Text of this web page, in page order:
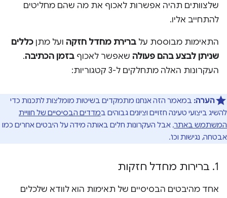
שלצוותים תהיה אפשרות לאכוף את מה שהם מחליטים
להתחייב אליו.
התאימות מבוססת על ברירת מחדל חזקה ועל מתן כללים
שניתן לבצע בהם פעולה שאפשר לאכוף בזמן הכתיבה.
העקרונות האלה מתחלקים ל-3 קטגוריות:
הערה: במאמר הזה אנחנו מתמקדים בשיטות מומלצות לתכנות כדי
להשיג ביצועי טעינה חזויים וציונים גבוהים במדדים הבסיסיים של חוויית
המשתמש באתר, אבל העקרונות חלים באותה מידה על היבטים אחרים כמו
אבטחה, נגישות וכו'.
1
. ברירות מחדל חזקות
אחד מהיבטים הבסיסיים של תאימות הוא לוודא שלכלים